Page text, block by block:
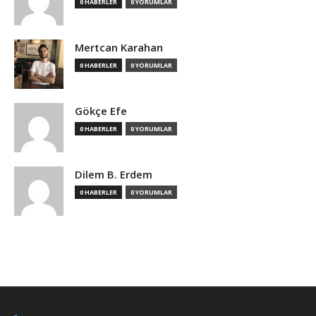
Mertcan Karahan
0 HABERLER 0 YORUMLAR
Gökçe Efe
0 HABERLER 0 YORUMLAR
Dilem B. Erdem
0 HABERLER 0 YORUMLAR